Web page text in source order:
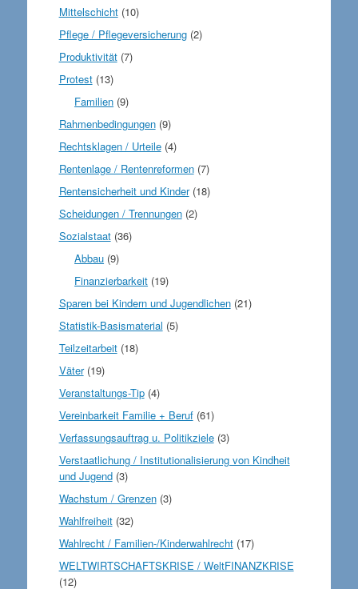
Mittelschicht(10)
Pflege / Pflegeversicherung(2)
Produktivität(7)
Protest(13)
Familien (9)
Rahmenbedingungen(9)
Rechtsklagen / Urteile(4)
Rentenlage / Rentenreformen(7)
Rentensicherheit und Kinder(18)
Scheidungen / Trennungen(2)
Sozialstaat(36)
Abbau (9)
Finanzierbarkeit (19)
Sparen bei Kindern und Jugendlichen(21)
Statistik-Basismaterial (5)
Teilzeitarbeit(18)
Väter(19)
Veranstaltungs-Tip(4)
Vereinbarkeit Familie + Beruf(61)
Verfassungsauftrag u. Politikziele(3)
Verstaatlichung / Institutionalisierung von Kindheit
und Jugend(3)
Wachstum / Grenzen(3)
Wahlfreiheit(32)
Wahlrecht / Familien-/Kinderwahlrecht(17)
WELTWIRTSCHAFTSKRISE / WeltFINANZKRISE
(12)